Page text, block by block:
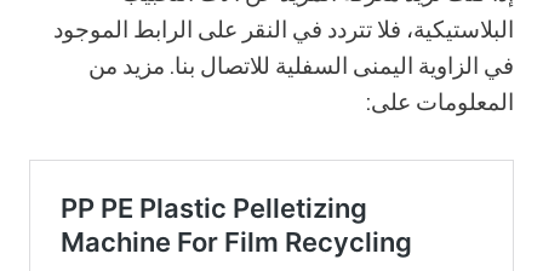
البلاستيكية، فلا تتردد في النقر على الرابط الموجود
في الزاوية اليمنى السفلية للاتصال بنا. مزيد من
المعلومات على: